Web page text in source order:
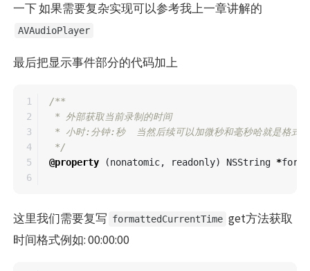
一下 如果需要复杂实现可以参考我上一章讲解的
AVAudioPlayer
最后把显示事件部分的代码加上
1
2
3
4
5
/**
* 外部获取当前录制的时间
* 小时:分钟:秒  当然后续可以加微秒和毫秒哈就是格式
*/
@property
(nonatomic, readonly) NSString *
这里我们需要复写 formattedCurrentTime get方法获取
时间格式例如: 00:00:00